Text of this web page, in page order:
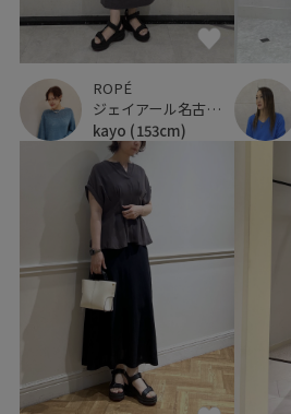
ROPÉ
ジェイアール名古屋タカシマヤ
kayo (153cm)